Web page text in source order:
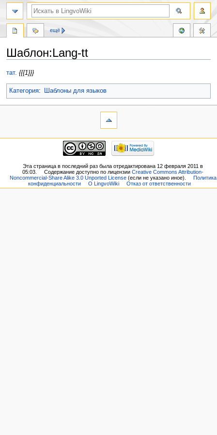
Шаблон:Lang-tt
Перейти
навигации
Перейти
поиску
тат. {{{1}}}
Категория: Шаблоны для языков
ещё
Эта страница в последний раз была отредактирована 12 февраля 2011 в
05:03.
Содержание доступно по лицензииCreative Commons Attribution-
Noncommercial-Share Alike 3.0 Unported License(если не указано иное).
Политика
конфиденциальности
О LingvoWiki Отказ от ответственности